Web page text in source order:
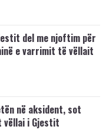
del me njoftim për
e varrimit të vëllait
në aksident, sot
vëllai i Gjestit